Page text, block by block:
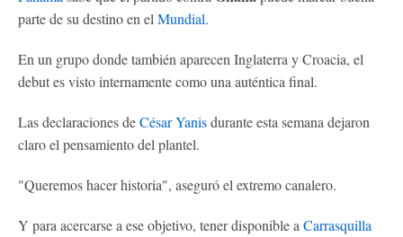
parte de su destino en el Mundial.
En un grupo donde también aparecen Inglaterra y Croacia, el
debut es visto internamente como una auténtica final.
Las declaraciones deCésar Yanisdurante esta semana dejaron
claro el pensamiento del plantel.
"Queremos hacer historia", aseguró el extremo canalero.
Y para acercarse a ese objetivo, tener disponible a Carrasquilla